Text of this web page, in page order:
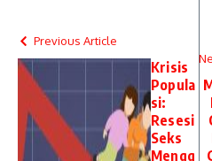
Previous Article
Krisis
Popula
si:
Resesi
Seks
Mengg